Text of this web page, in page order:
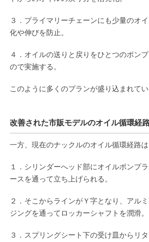
３．プライマリーチェーンにも少量のオ
化や伸びを防止。
４．オイルの送りと戻りをひとつのポン
ので実施する。
このように多くのプランが盛り込まれてい
改善された市販モデルのオイル循環経
一方、現在のナックルのオイル循環経路は
１．シリンダーへッド部にオイルポンプ
ースを通って立ち上げられる。
２．そこからラインがＹ字となり、アル
ジングを通ってロッカーシャフトを潤滑。
３．スプリングシート下の受け皿からリ